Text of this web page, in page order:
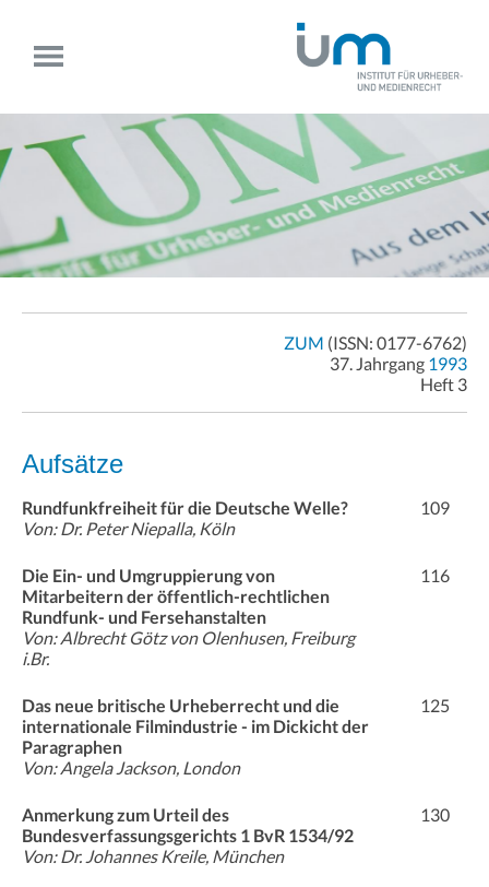
ZUM (ISSN: 0177-6762)
37. Jahrgang 1993
Heft 3
Aufsätze
Rundfunkfreiheit für die Deutsche Welle?
Von: Dr. Peter Niepalla, Köln
109
Die Ein- und Umgruppierung von
Mitarbeitern der öffentlich-rechtlichen
Rundfunk- und Fersehanstalten
Von: Albrecht Götz von Olenhusen, Freiburg
i.Br.
116
Das neue britische Urheberrecht und die
internationale Filmindustrie - im Dickicht der
Paragraphen
Von: Angela Jackson, London
125
Anmerkung zum Urteil des
Bundesverfassungsgerichts 1 BvR 1534/92
Von: Dr. Johannes Kreile, München
130